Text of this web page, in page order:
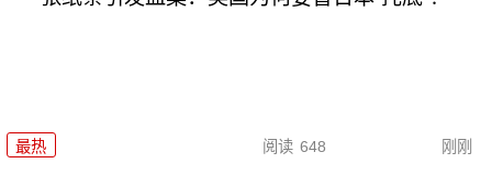
最热 阅读 648 刚刚